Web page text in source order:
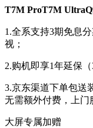
T7M ProT7M
1.全系支持3期免息
视；
2.购机即享1年延保
3.京东渠道下单包送
无需额外付费，上门
大屏专属加赠